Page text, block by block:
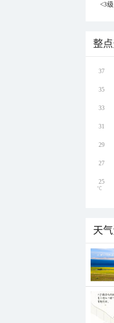
<3级
整
37
35
33
31
29
27
25
℃
天